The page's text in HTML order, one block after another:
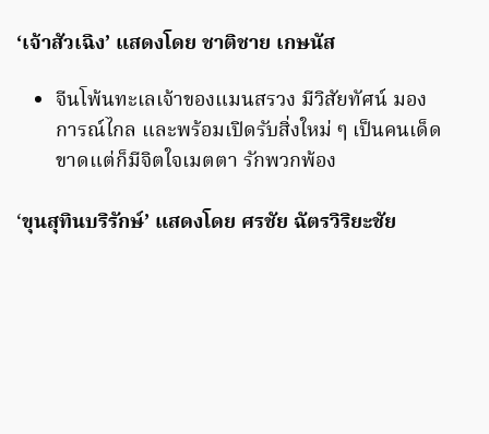
‘เจ้าสัวเฉิง’ แสดงโดย ชาติชาย เกษนัส
จีนโพ้นทะเลเจ้าของแมนสรวง มีวิสัยทัศน์ มอง
การณ์ไกล และพร้อมเปิดรับสิ่งใหม่ ๆ เป็นคนเด็ด
ขาดแต่ก็มีจิตใจเมตตา รักพวกพ้อง
‘ขุนสุทินบริรักษ์’ แสดงโดย ศรชัย ฉัตรวิริยะชัย